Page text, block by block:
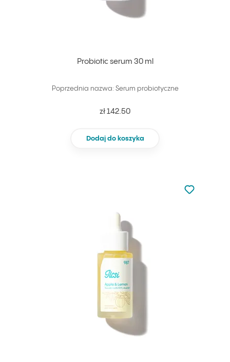
Probiotic serum 30 ml
Poprzednia nazwa: Serum probiotyczne
zł 142.50
Dodaj do koszyka
Nie dodano
Dodaj do